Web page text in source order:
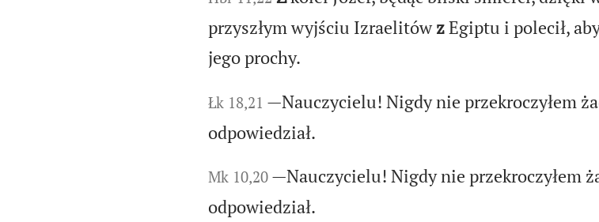
przyszłym wyjściu IzraelitówzEgiptu i polecił,
jego prochy.
Łk 18,21 —Nauczycielu! Nigdy nie przekroczyłem
odpowiedział.
Mk 10,20 —Nauczycielu! Nigdy nie przekroczyłem
odpowiedział.